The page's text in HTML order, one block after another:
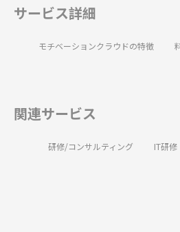
サービス詳細
モチベーションクラウドの特徴
関連サービス
研修/コンサルティング IT研修